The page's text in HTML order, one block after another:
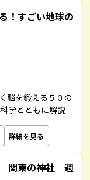
！すごい地球の
脳を鍛える５０の
学とともに解説
詳細を見る
関東の神社 週